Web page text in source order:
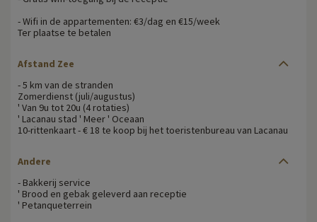
- Wifi in de appartementen: €3/dag en €15/week
Ter plaatse te betalen
Afstand Zee
- 5 km van de stranden
Zomerdienst (juli/augustus)
' Van 9u tot 20u (4 rotaties)
' Lacanau stad ' Meer ' Oceaan
10-rittenkaart - € 18 te koop bij het toeristenbureau van Lacanau
Andere
- Bakkerij service
' Brood en gebak geleverd aan receptie
' Petanqueterrein